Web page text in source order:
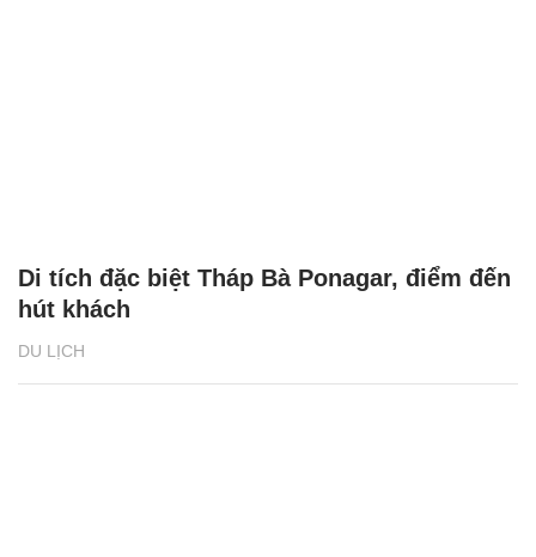
DU LỊCH
Di tích đặc biệt Tháp Bà Ponagar, điểm đến
hút khách